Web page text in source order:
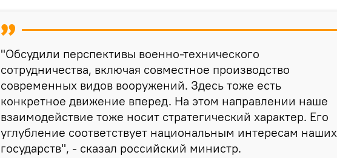
"Обсудили перспективы военно-технического
сотрудничества, включая совместное производство
современных видов вооружений. Здесь тоже есть
конкретное движение вперед. На этом направлении наше
взаимодействие тоже носит стратегический характер. Его
углубление соответствует национальным интересам наших
государств", - сказал российский министр.